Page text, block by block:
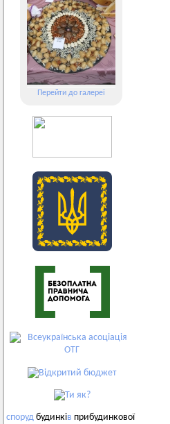
Перейти до галереї
споруд будинків прибудинкової